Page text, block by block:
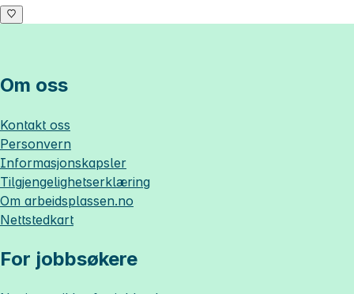
Om oss
Kontakt oss
Personvern
Informasjonskapsler
Tilgjengelighetserklæring
Om arbeidsplassen.no
Nettstedkart
For jobbsøkere